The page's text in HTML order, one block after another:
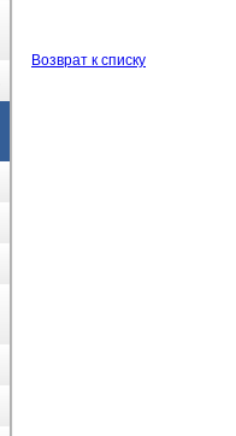
Возврат к списку